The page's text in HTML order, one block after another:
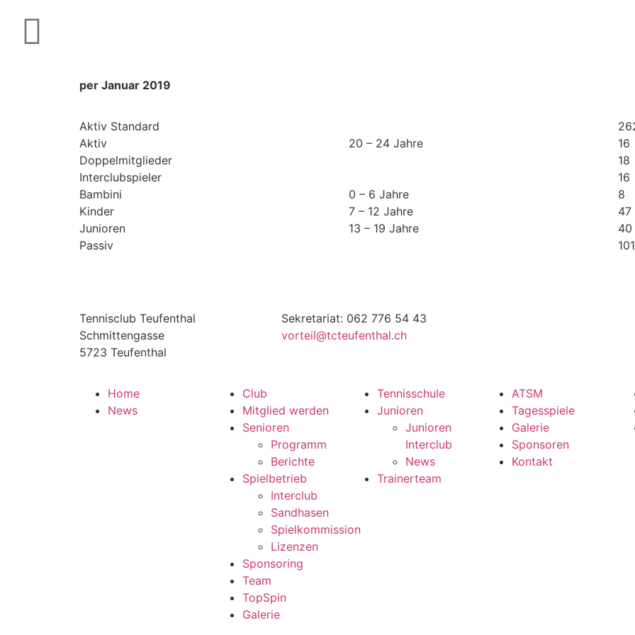
per Januar 2019
Aktiv Standard
Aktiv
Doppelmitglieder
Interclubspieler
Bambini
Kinder
Junioren
Passiv
20 – 24 Jahre
0 – 6 Jahre
7 – 12 Jahre
13 – 19 Jahre
16
18
16
8
47
40
101
Tennisclub Teufenthal
Schmittengasse
5723 Teufenthal
Sekretariat: 062 776 54 43
vorteil@tcteufenthal.ch
Home
News
Club
Mitglied werden
Senioren
Programm
Berichte
Spielbetrieb
Interclub
Sandhasen
Spielkommission
Lizenzen
Sponsoring
Team
TopSpin
Galerie
Tennisschule
Junioren
Junioren
Interclub
News
Trainerteam
ATSM
Tagesspiele
Galerie
Sponsoren
Kontakt